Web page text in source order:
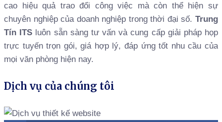
cao hiệu quả trao đổi công việc mà còn thể hiện sự
chuyên nghiệp của doanh nghiệp trong thời đại số. Trung
Tín ITS luôn sẵn sàng tư vấn và cung cấp giải pháp họp
trực tuyến trọn gói, giá hợp lý, đáp ứng tốt nhu cầu của
mọi văn phòng hiện nay.
Dịch vụ của chúng tôi